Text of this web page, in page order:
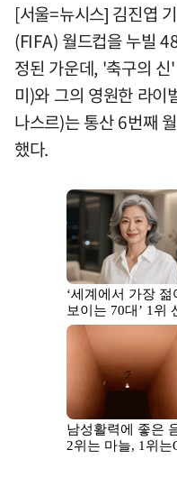
[서울=뉴시스] 김진엽
(FIFA) 월드컵을 누빌
정된 가운데, '축구의
미)와 그의 영원한 라
나스르)는 통산 6번째
했다.